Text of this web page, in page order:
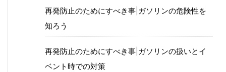
再発防止のためにすべき事|ガソリンの危険性を
知ろう
再発防止のためにすべき事|ガソリンの扱いとイ
ベント時での対策